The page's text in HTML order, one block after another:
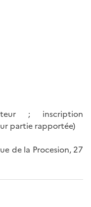
; inscription
partie rapportée)
de la Procesion, 27